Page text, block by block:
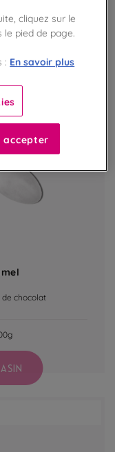
chocolat
cliquez sur le
le pied de page.
: En savoir plus
accepter